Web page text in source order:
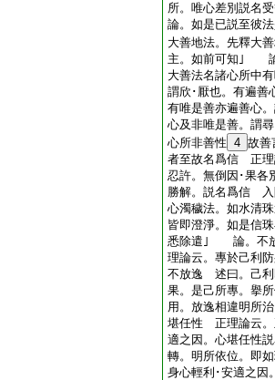
所。唯心差別説名
論。如是已説至彼
大善地法。先釋大
主。如前可知｣ 論
大善法名諸心所中
謂欣･厭也。有遍善
有唯是善亦遍善心
心及非唯是善。謂
心所非善性 4 故
者至故名爲信 正理
忍許。無倒因･果各
勝解。説名爲信 入
心濁穢法。如水清
皆即澄淨。如是信
悉除遣｣ 論。不
理論云。專於己利
不放逸 述曰。己利
果。是己所專。擧
用。放逸相違明
堪任性 正理論云。
適之因。心堪任性
轉。明所依位。即
身心輕利･安適之因